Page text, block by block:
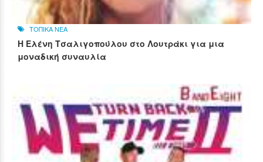
ΤΟΠΙΚΑ ΝΕΑ
Η Ελένη Τσαλιγοπούλου στο Λουτράκι για μια
μοναδική συναυλία